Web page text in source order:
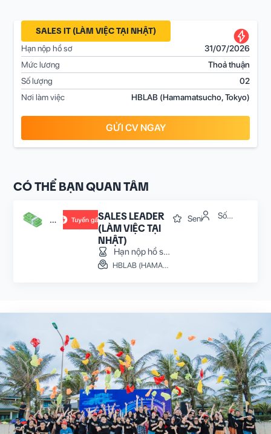
SALES IT (LÀM VIỆC TẠI NHẬT)
Hạn nộp hồ sơ
31/07/2026
Mức lương
Thoả thuận
Số lượng
02
Nơi làm việc
HBLAB (Hamamatsucho, Tokyo)
GỬI CV NGAY
CÓ THỂ BẠN QUAN TÂM
HBLAB (HAMAMATSUCHO, TOKYO)
SALES LEADER
(LÀM VIỆC TẠI
NHẬT)
Hạn nộp hồ sơ:
31/08/2026
Senior
Số
Upto
1000